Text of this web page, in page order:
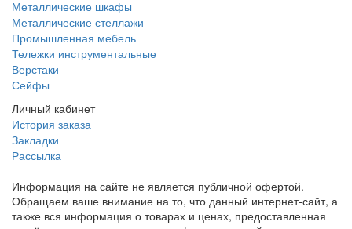
Металлические шкафы
Металлические стеллажи
Промышленная мебель
Тележки инструментальные
Верстаки
Сейфы
Личный кабинет
История заказа
Закладки
Рассылка
Информация на сайте не является публичной офертой.
Обращаем ваше внимание на то, что данный интернет-сайт, а
также вся информация о товарах и ценах, предоставленная